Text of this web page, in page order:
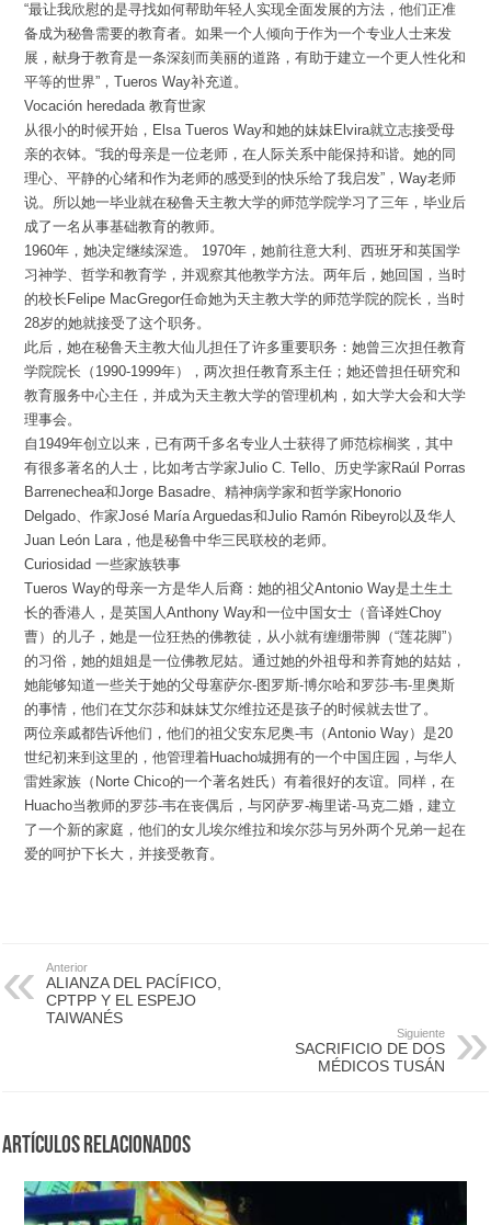
“最让我欣慰的是寻找如何帮助年轻人实现全面发展的方法，他们正准
备成为秘鲁需要的教育者。如果一个人倾向于作为一个专业人士来发
展，献身于教育是一条深刻而美丽的道路，有助于建立一个更人性化和
平等的世界”，Tueros Way补充道。
Vocación heredada 教育世家
从很小的时候开始，Elsa Tueros Way和她的妹妹Elvira就立志接受母
亲的衣钵。“我的母亲是一位老师，在人际关系中能保持和谐。她的同
理心、平静的心绪和作为老师的感受到的快乐给了我启发”，Way老师
说。所以她一毕业就在秘鲁天主教大学的师范学院学习了三年，毕业后
成了一名从事基础教育的教师。
1960年，她决定继续深造。 1970年，她前往意大利、西班牙和英国学
习神学、哲学和教育学，并观察其他教学方法。两年后，她回国，当时
的校长Felipe MacGregor任命她为天主教大学的师范学院的院长，当时
28岁的她就接受了这个职务。
此后，她在秘鲁天主教大仙儿担任了许多重要职务：她曾三次担任教育
学院院长（1990-1999年），两次担任教育系主任；她还曾担任研究和
教育服务中心主任，并成为天主教大学的管理机构，如大学大会和大学
理事会。
自1949年创立以来，已有两千多名专业人士获得了师范棕榈奖，其中
有很多著名的人士，比如考古学家Julio C. Tello、历史学家Raúl Porras
Barrenechea和Jorge Basadre、精神病学家和哲学家Honorio
Delgado、作家José María Arguedas和Julio Ramón Ribeyro以及华人
Juan León Lara，他是秘鲁中华三民联校的老师。
Curiosidad 一些家族轶事
Tueros Way的母亲一方是华人后裔：她的祖父Antonio Way是土生土
长的香港人，是英国人Anthony Way和一位中国女士（音译姓Choy
曹）的儿子，她是一位狂热的佛教徒，从小就有缠绷带脚（“莲花脚”）
的习俗，她的姐姐是一位佛教尼姑。通过她的外祖母和养育她的姑姑，
她能够知道一些关于她的父母塞萨尔-图罗斯-博尔哈和罗莎-韦-里奥斯
的事情，他们在艾尔莎和妹妹艾尔维拉还是孩子的时候就去世了。
两位亲戚都告诉他们，他们的祖父安东尼奥-韦（Antonio Way）是20
世纪初来到这里的，他管理着Huacho城拥有的一个中国庄园，与华人
雷姓家族（Norte Chico的一个著名姓氏）有着很好的友谊。同样，在
Huacho当教师的罗莎-韦在丧偶后，与冈萨罗-梅里诺-马克二婚，建立
了一个新的家庭，他们的女儿埃尔维拉和埃尔莎与另外两个兄弟一起在
爱的呵护下长大，并接受教育。
Anterior
ALIANZA DEL PACÍFICO,
CPTPP Y EL ESPEJO
TAIWANÉS
Siguiente
SACRIFICIO DE DOS
MÉDICOS TUSÁN
Artículos Relacionados